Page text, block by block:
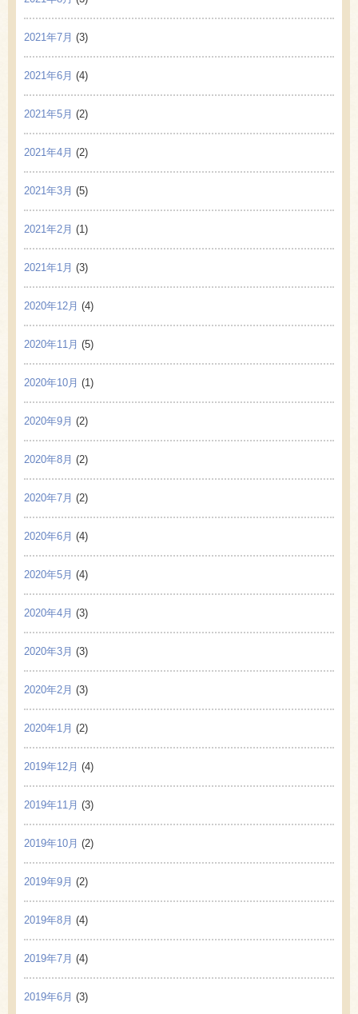
2021年7月 (3)
2021年6月 (4)
2021年5月 (2)
2021年4月 (2)
2021年3月 (5)
2021年2月 (1)
2021年1月 (3)
2020年12月 (4)
2020年11月 (5)
2020年10月 (1)
2020年9月 (2)
2020年8月 (2)
2020年7月 (2)
2020年6月 (4)
2020年5月 (4)
2020年4月 (3)
2020年3月 (3)
2020年2月 (3)
2020年1月 (2)
2019年12月 (4)
2019年11月 (3)
2019年10月 (2)
2019年9月 (2)
2019年8月 (4)
2019年7月 (4)
2019年6月 (3)